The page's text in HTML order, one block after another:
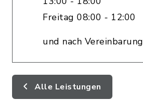
Freitag 08:00 - 12:00
und nach Vereinbarung
Alle Leistungen